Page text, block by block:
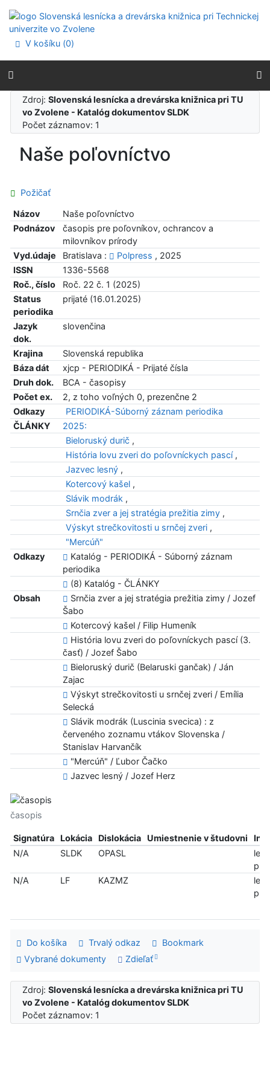
Prejsť na menu
Prehlásenie o webovej prístupnosti
V košíku (0)
Zdroj:Slovenská lesnícka a drevárska knižnica pri TU
vo Zvolene - Katalóg dokumentov SLDK
Počet záznamov: 1
Naše poľovníctvo
Požičať
Názov
Naše poľovníctvo
Podnázov
časopis pre poľovníkov, ochrancov a
milovníkov prírody
Vyd.údaje
Bratislava : Polpress , 2025
ISSN
1336-5568
Roč., číslo
Roč. 22 č. 1 (2025)
Status
periodika
prijaté (16.01.2025)
Jazyk
dok.
slovenčina
Krajina
Slovenská republika
Báza dát
xjcp - PERIODIKÁ - Prijaté čísla
Druh dok.
BCA - časopisy
Počet ex.
2, z toho voľných 0, prezenčne 2
Odkazy
PERIODIKÁ-Súborný záznam periodika
ČLÁNKY
2025:
Bieloruský durič ,
História lovu zveri do poľovníckych pascí ,
Jazvec lesný ,
Kotercový kašel ,
Slávik modrák ,
Srnčia zver a jej stratégia prežitia zimy ,
Výskyt strečkovitosti u srnčej zveri ,
"Mercúň"
Odkazy
Katalóg - PERIODIKÁ - Súborný záznam
periodika
(8) Katalóg - ČLÁNKY
Obsah
Srnčia zver a jej stratégia prežitia zimy / Jozef
Šabo
Kotercový kašel / Filip Humeník
História lovu zveri do poľovníckych pascí (3.
časť) / Jozef Šabo
Bieloruský durič (Belaruski gančak) / Ján
Zajac
Výskyt strečkovitosti u srnčej zveri / Emília
Selecká
Slávik modrák (Luscinia svecica) : z
červeného zoznamu vtákov Slovenska /
Stanislav Harvančík
"Mercúň" / Ľubor Čačko
Jazvec lesný / Jozef Herz
časopis
Signatúra Lokácia Dislokácia Umiestnenie v študovni
Info
N/A
SLDK OPASL
len
N/A
LF KAZMZ
len
Do košíka Trvalý odkaz
Bookmark
Vybrané dokumenty
Zdieľať
Zdroj:Slovenská lesnícka a drevárska knižnica pri TU
vo Zvolene - Katalóg dokumentov SLDK
Počet záznamov: 1